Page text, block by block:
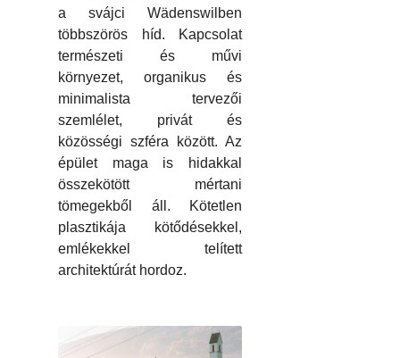
a svájci Wädenswilben
többszörös híd. Kapcsolat
természeti és művi
környezet, organikus és
minimalista tervezői
szemlélet, privát és
közösségi szféra között. Az
épület maga is hidakkal
összekötött mértani
tömegekből áll. Kötetlen
plasztikája kötődésekkel,
emlékekkel telített
architektúrát hordoz.